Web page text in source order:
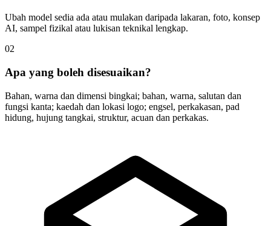
Ubah model sedia ada atau mulakan daripada lakaran, foto, konsep
AI, sampel fizikal atau lukisan teknikal lengkap.
02
Apa yang boleh disesuaikan?
Bahan, warna dan dimensi bingkai; bahan, warna, salutan dan
fungsi kanta; kaedah dan lokasi logo; engsel, perkakasan, pad
hidung, hujung tangkai, struktur, acuan dan perkakas.